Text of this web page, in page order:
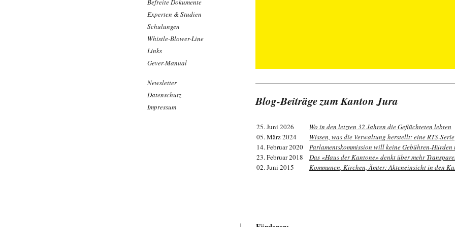
Befreite Dokumente
Experten & Studien
Schulungen
Whistle-Blower-Line
Links
Gever-Manual
Newsletter
Datenschutz
Impressum
Blog-Beiträge zum Kanton Jura
25. Juni 2026
Wo in den letzten 32 Jahren die Geflüchteten lebten
05. März 2024
Wissen, was die Verwaltung herstellt: eine RTS-Serie
14. Februar 2020
Parlamentskommission will keine Gebühren-Hürden
23. Februar 2018
Das «Haus der Kantone» denkt über mehr
02. Juni 2015
Kommunen, Kirchen, Ämter: Akteneinsicht in den